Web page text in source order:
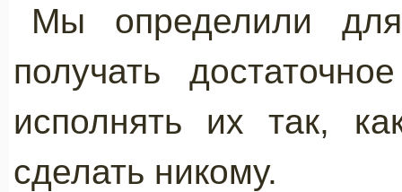
Мы определили
получать
исполнять их так,
сделать никому.